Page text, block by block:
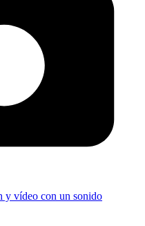
y vídeo con un sonido